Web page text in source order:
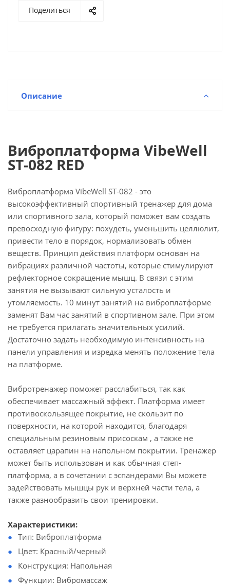
Поделиться
Описание
Виброплатформа VibeWell
ST-082 RED
Виброплатформа VibeWell ST-082 - это
высокоэффективный спортивный тренажер для дома
или спортивного зала, который поможет вам создать
превосходную фигуру: похудеть, уменьшить целлюлит,
привести тело в порядок, нормализовать обмен
веществ. Принцип действия платформ основан на
вибрациях различной частоты, которые стимулируют
рефлекторное сокращение мышц. В связи с этим
занятия не вызывают сильную усталость и
утомляемость. 10 минут занятий на виброплатформе
заменят Вам час занятий в спортивном зале. При этом
не требуется прилагать значительных усилий.
Достаточно задать необходимую интенсивность на
панели управления и изредка менять положение тела
на платформе.
Вибротренажер поможет расслабиться, так как
обеспечивает массажный эффект. Платформа имеет
противоскользящее покрытие, не скользит по
поверхности, на которой находится, благодаря
специальным резиновым присоскам , а также не
оставляет царапин на напольном покрытии. Тренажер
может быть использован и как обычная степ-
платформа, а в сочетании с эспандерами Вы можете
задействовать мышцы рук и верхней части тела, а
также разнообразить свои тренировки.
Характеристики:
Тип: Виброплатформа
Цвет: Красный/черный
Конструкция: Напольная
Функции: Вибромассаж